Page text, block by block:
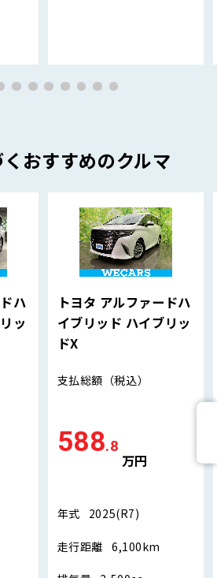
おすすめのクルマ
ハ
ッ
トヨタ アルファードハ
イブリッド ハイブリッ
ドX
支払総額 （税込）
588.8
万円
年式 2025(R7)
走行距離 6,100km